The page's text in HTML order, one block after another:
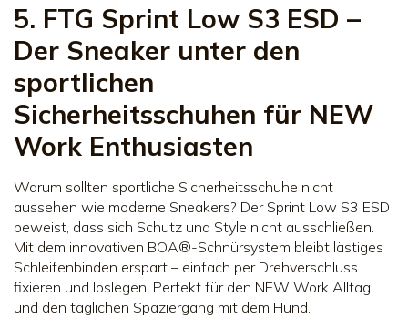
5. FTG Sprint Low S3 ESD –
Der Sneaker unter den
sportlichen
Sicherheitsschuhen für NEW
Work Enthusiasten
Warum sollten sportliche Sicherheitsschuhe nicht
aussehen wie moderne Sneakers? Der Sprint Low S3 ESD
beweist, dass sich Schutz und Style nicht ausschließen.
Mit dem innovativen BOA®-Schnürsystem bleibt lästiges
Schleifenbinden erspart – einfach per Drehverschluss
fixieren und loslegen. Perfekt für den NEW Work Alltag
und den täglichen Spaziergang mit dem Hund.